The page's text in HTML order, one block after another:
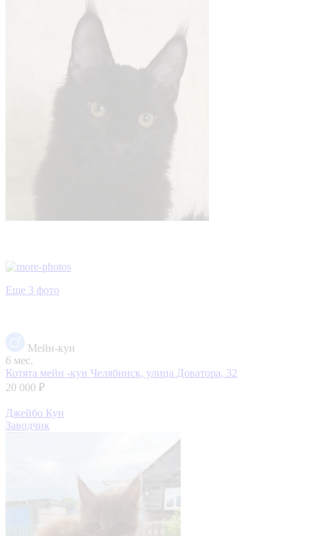
Еще 3 фото
Мейн-кун
6 мес.
Котята мейн -кун Челябинск, улица Доватора, 32
20 000 ₽
Джейбо Кун
Заводчик